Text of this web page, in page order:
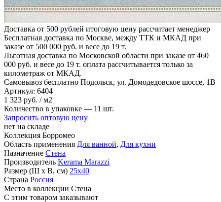
Доставка от 500 рублей итоговую цену рассчитает менеджер
Бесплатная доставка по Москве, между ТТК и МКАД при
заказе от 500 000 руб. и весе до 19 т.
Льготная доставка по Московской области при заказе от 460
000 руб. и весе до 19 т. оплата рассчитывается только за
километраж от МКАД.
Самовывоз бесплатно Подольск, ул. Домодедовское шоссе, 1В
Артикул: 6404
1 323 руб. / м2
Количество в упаковке — 11 шт.
Запросить оптовую цену
нет на складе
Коллекция Борромео
Область применения Для ванной, Для кухни
Назначение Стена
Производитель Kerama Marazzi
Размер (Ш х В, см) 25х40
Страна Россия
Место в коллекции Стена
С этим товаром заказывают